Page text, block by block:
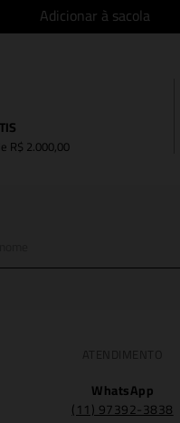
Adicionar à sacola
R$ 2.000,00
WhatsApp
(11) 97392-3838